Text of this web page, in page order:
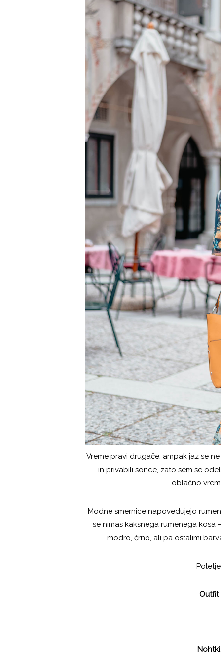
Vreme pravi drugače, ampak jaz se
in privabili sonce, zato sem se
oblačno
Modne smernice napovedujejo
še nimaš kakšnega rumenega kosa
modro, črno, ali pa ostalimi
Outfit
Nohtki